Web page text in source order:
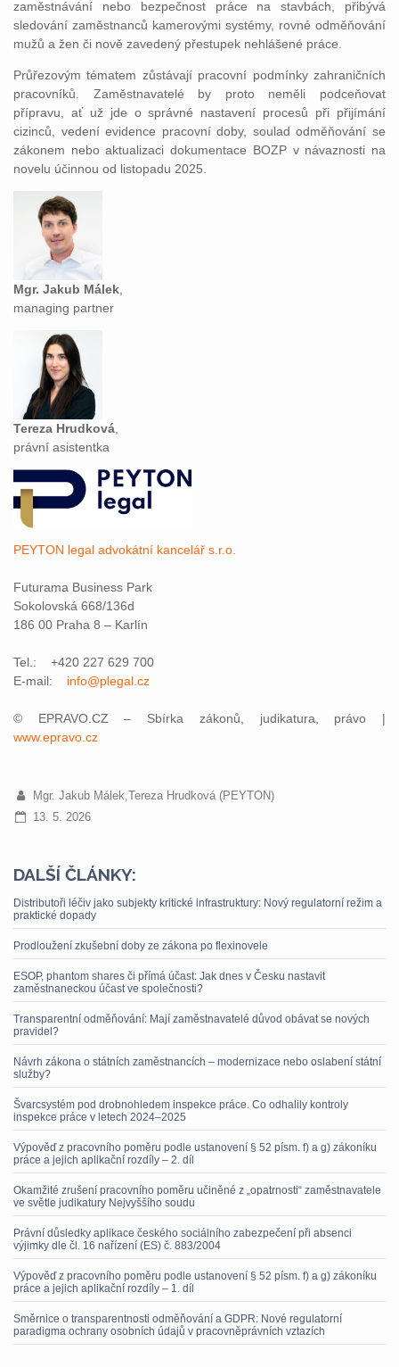
zaměstnávání nebo bezpečnost práce na stavbách, přibývá
sledování zaměstnanců kamerovými systémy, rovné odměňování
mužů a žen či nově zavedený přestupek nehlášené práce.
Průřezovým tématem zůstávají pracovní podmínky zahraničních
pracovníků. Zaměstnavatelé by proto neměli podceňovat
přípravu, ať už jde o správné nastavení procesů při přijímání
cizinců, vedení evidence pracovní doby, soulad odměňování se
zákonem nebo aktualizaci dokumentace BOZP v návaznosti na
novelu účinnou od listopadu 2025.
Mgr. Jakub Málek
managing partner
Tereza Hrudková
právní asistentka
PEYTON legal advokátní kancelář s.r.o.
Futurama Business Park
Sokolovská 668/136d
186 00 Praha 8 – Karlín
Tel.: +420 227 629 700
E-mail: info@plegal.cz
© EPRAVO.CZ – Sbírka zákonů, judikatura, právo |
www.epravo.cz
Mgr. Jakub Málek,Tereza Hrudková (PEYTON)
13. 5. 2026
DALŠÍ ČLÁNKY:
Distributoři léčiv jako subjekty kritické infrastruktury: Nový regulatorní režim a
praktické dopady
Prodloužení zkušební doby ze zákona po flexinovele
ESOP, phantom shares či přímá účast: Jak dnes v Česku nastavit
zaměstnaneckou účast ve společnosti?
Transparentní odměňování: Mají zaměstnavatelé důvod obávat se nových
pravidel?
Návrh zákona o státních zaměstnancích – modernizace nebo oslabení státní
služby?
Švarcsystém pod drobnohledem inspekce práce. Co odhalily kontroly
inspekce práce v letech 2024–2025
Výpověď z pracovního poměru podle ustanovení § 52 písm. f) a g) zákoníku
práce a jejich aplikační rozdíly – 2. díl
Okamžité zrušení pracovního poměru učiněné z „opatrnosti“ zaměstnavatele
ve světle judikatury Nejvyššího soudu
Právní důsledky aplikace českého sociálního zabezpečení při absenci
výjimky dle čl. 16 nařízení (ES) č. 883/2004
Výpověď z pracovního poměru podle ustanovení § 52 písm. f) a g) zákoníku
práce a jejich aplikační rozdíly – 1. díl
Směrnice o transparentnosti odměňování a GDPR: Nové regulatorní
paradigma ochrany osobních údajů v pracovněprávních vztazích